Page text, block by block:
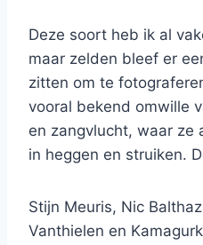
Deze soort heb ik al
maar zelden bleef er
zitten om te
vooral bekend omwille
en zangvlucht, waar ze
in heggen en struiken.
Stijn Meuris, Nic
Vanthielen en